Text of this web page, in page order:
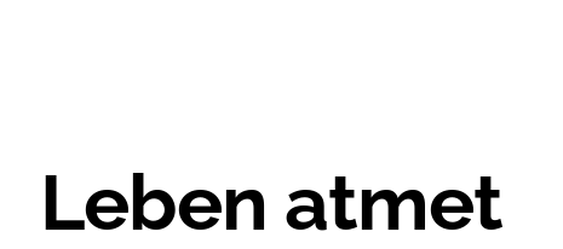
Leben atmet